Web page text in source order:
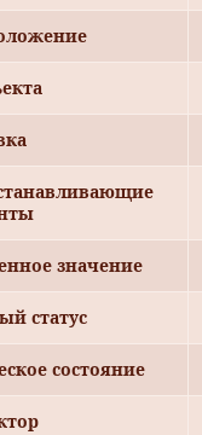
значение
статус
состояние